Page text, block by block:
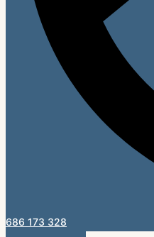
686 173 328